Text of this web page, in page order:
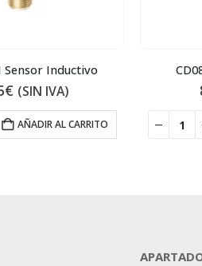
Sensor Inductivo
€ (SIN IVA)
AÑADIR AL CARRITO